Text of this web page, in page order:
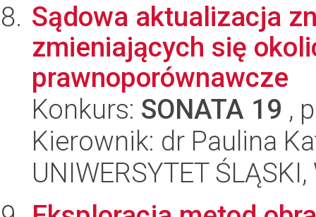
Sądowa aktualizacja
zmieniających się
prawnoporównawcze
Konkurs: SONATA 19 ,
Kierownik: dr Paulina
UNIWERSYTET